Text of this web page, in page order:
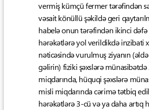
vermiş kümçü fermer tərəfindən
vəsait könüllü şəkildə geri
habelə onun tərəfindən ikinci dəfə
hərəkətlərə yol verildikdə inzibati
nəticəsində vurulmuş ziyanın
gəlirin) fiziki şəxslərə münasibətdə
miqdarında, hüquqi şəxslərə
misli miqdarında cərimə tətbiq
hərəkətlərə 3-cü və ya daha artıq